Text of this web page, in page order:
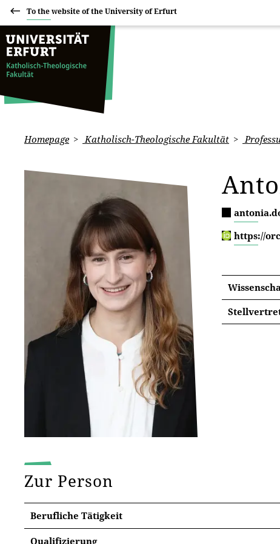
To the website of the University of Erfurt
Homepage Katholisch-Theologische Fakultät
https://
Zur Person
Berufliche Tätigkeit
Qualifizierung